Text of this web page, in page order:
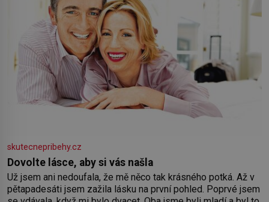
skutecnepribehy.cz
Dovolte lásce, aby si vás našla
Už jsem ani nedoufala, že mě něco tak krásného potká. Až v
pětapadesáti jsem zažila lásku na první pohled. Poprvé jsem